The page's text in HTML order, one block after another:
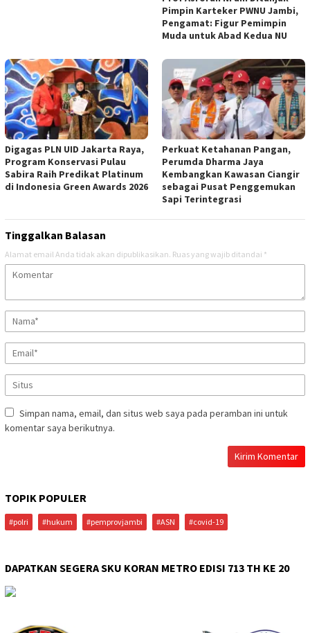
Pimpin Karteker PWNU Jambi,
Pengamat: Figur Pemimpin
Muda untuk Abad Kedua NU
Digagas PLN UID Jakarta Raya,
Program Konservasi Pulau
Sabira Raih Predikat Platinum
di Indonesia Green Awards 2026
Perkuat Ketahanan Pangan,
Perumda Dharma Jaya
Kembangkan Kawasan Ciangir
sebagai Pusat Penggemukan
Sapi Terintegrasi
Tinggalkan Balasan
Alamat email Anda tidak akan dipublikasikan. Ruas yang wajib ditandai *
Simpan nama, email, dan situs web saya pada peramban ini untuk
komentar saya berikutnya.
TOPIK POPULER
#polri #hukum #pemprovjambi #ASN #covid-19
DAPATKAN SEGERA SKU KORAN METRO EDISI 713 TH KE 20